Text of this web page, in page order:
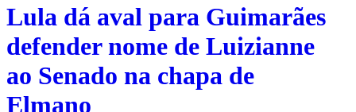
Lula dá aval para Guimarães
defender nome de Luizianne
ao Senado na chapa de
Elmano